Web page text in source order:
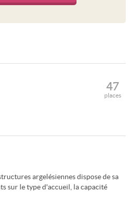
47
places
argelésiennes dispose de sa
sur le type d'accueil, la capacité